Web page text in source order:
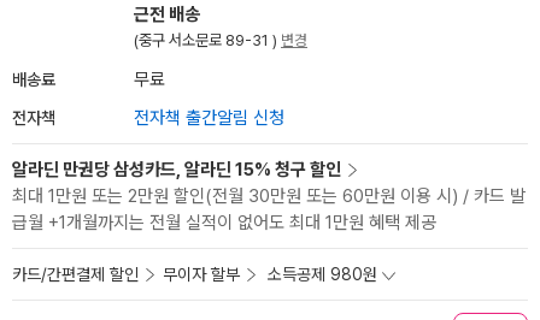
근전 배송
(중구 서소문로 89-31 ) 변경
배송료 무료
전자책 전자책 출간알림 신청
알라딘 만권당 삼성카드, 알라딘 15% 청구 할인
최대 1만원 또는 2만원 할인(전월 30만원 또는 60만원 이용 시) / 카드 발
급월 +1개월까지는 전월 실적이 없어도 최대 1만원 혜택 제공
카드/간편결제 할인 무이자 할부 소득공제 980원